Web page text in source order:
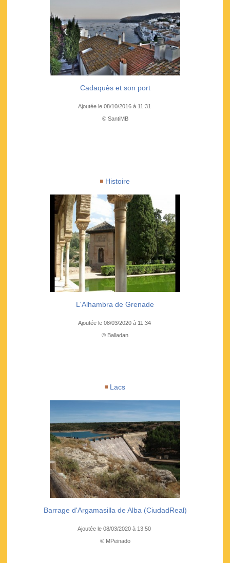
Cadaquès et son port
Ajoutée le 08/10/2016 à 11:31
© SantiMB
Histoire
L'Alhambra de Grenade
Ajoutée le 08/03/2020 à 11:34
© Balladan
Lacs
Barrage d'Argamasilla de Alba (CiudadReal)
Ajoutée le 08/03/2020 à 13:50
© MPeinado